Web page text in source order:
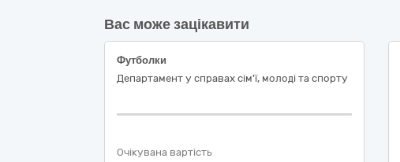
Вас може зацікавити
Футболки
Департамент у справах сім'ї, молоді та спорту
Очікувана вартість